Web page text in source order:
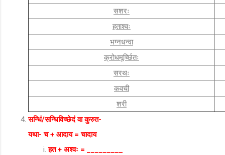
सशरः
हताश्वः
भग्नधन्वा
क्रोधमूर्च्छितः
सरथः
कवची
शरी
सन्धिं/सन्धिविच्छेदं वा कुरुत-
यथा- च + आदाय = चादाय
हत + अश्वः = _________